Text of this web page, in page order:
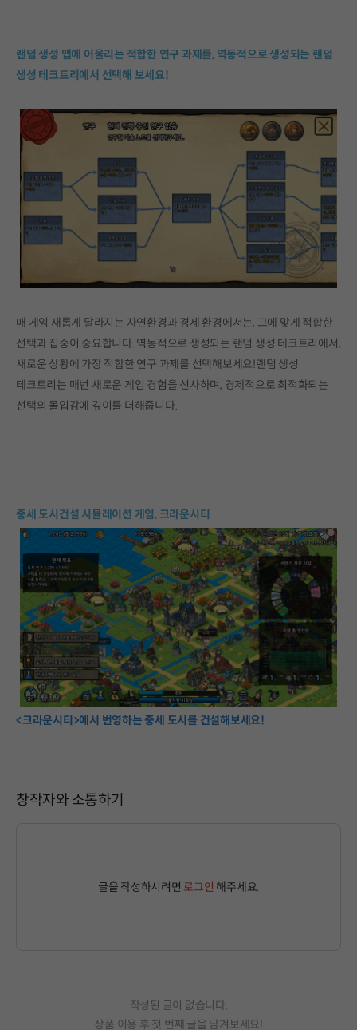
랜덤 생성 맵에 어울리는 적합한 연구 과제를, 역동적으로 생성되는 랜덤
생성 테크트리에서 선택해 보세요!
매 게임 새롭게 달라지는 자연환경과 경제 환경에서는, 그에 맞게 적합한
선택과 집중이 중요합니다. 역동적으로 생성되는 랜덤 생성 테크트리에서,
새로운 상황에 가장 적합한 연구 과제를 선택해보세요!랜덤 생성
테크트리는 매번 새로운 게임 경험을 선사하며, 경제적으로 최적화되는
선택의 몰입감에 깊이를 더해줍니다.
중세 도시건설 시뮬레이션 게임, 크라운시티
<크라운시티>에서 번영하는 중세 도시를 건설해보세요!
창작자와 소통하기
글을 작성하시려면 로그인 해주세요.
작성된 글이 없습니다.
상품 이용 후 첫 번째 글을 남겨보세요!